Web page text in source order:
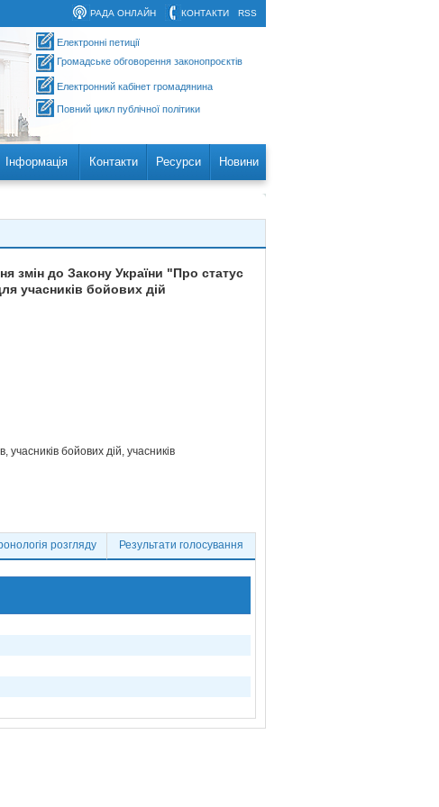
RSS
КОНТАКТИ
РАДА ОНЛАЙН
Електронні петиції
Громадське обговорення законопроєктів
Електронний кабінет громадянина
Повний цикл публічної політики
Інформація Контакти Ресурси Новини
змін до Закону України "Про статус
учасників бойових дій
бойових дій, учасників
розгляду Результати голосування